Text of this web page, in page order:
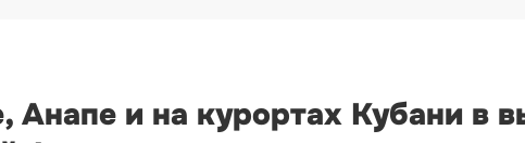
Анапе и на курортах Кубани в